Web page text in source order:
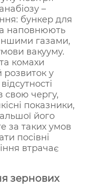
–
бункер для
наповнюють
газами,
вакууму.
комахи
розвиток у
свою чергу,
показники,
його
за таких умов
посівні
втрачає
зернових